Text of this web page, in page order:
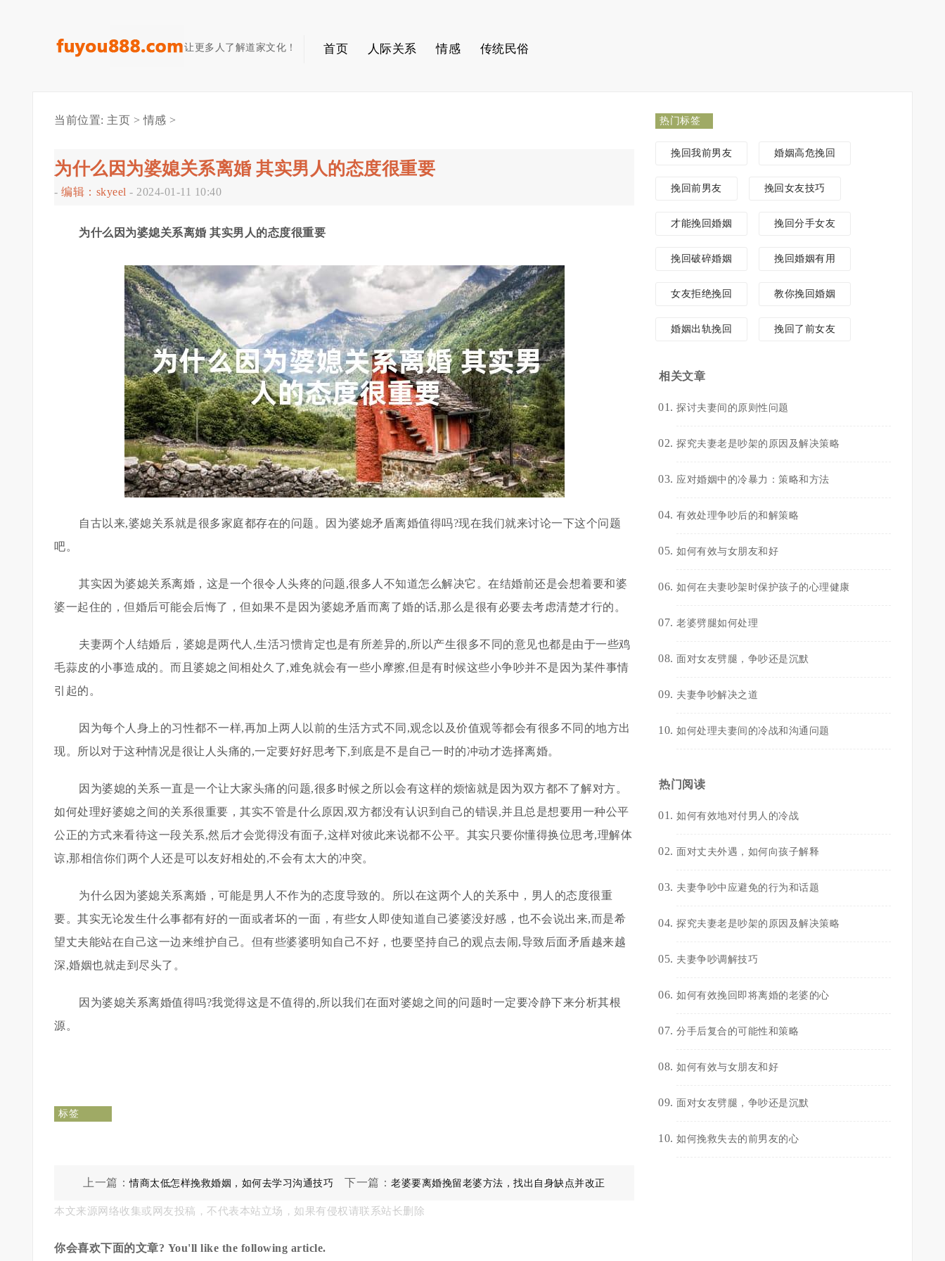
让更多人了解道家文化！ 首页 人际关系 情感 传统民俗
当前位置: 主页 >情感 >
为什么因为婆媳关系离婚 其实男人的态度很重要
- 编辑：skyeel - 2024-01-11 10:40
为什么因为婆媳关系离婚 其实男人的态度很重要
自古以来,婆媳关系就是很多家庭都存在的问题。因为婆媳矛盾离婚值得吗?现在我们就来讨论一下这个问题
吧。
其实因为婆媳关系离婚，这是一个很令人头疼的问题,很多人不知道怎么解决它。在结婚前还是会想着要和婆
婆一起住的，但婚后可能会后悔了，但如果不是因为婆媳矛盾而离了婚的话,那么是很有必要去考虑清楚才行的。
夫妻两个人结婚后，婆媳是两代人,生活习惯肯定也是有所差异的,所以产生很多不同的意见也都是由于一些鸡
毛蒜皮的小事造成的。而且婆媳之间相处久了,难免就会有一些小摩擦,但是有时候这些小争吵并不是因为某件事情
引起的。
因为每个人身上的习性都不一样,再加上两人以前的生活方式不同,观念以及价值观等都会有很多不同的地方出
现。所以对于这种情况是很让人头痛的,一定要好好思考下,到底是不是自己一时的冲动才选择离婚。
因为婆媳的关系一直是一个让大家头痛的问题,很多时候之所以会有这样的烦恼就是因为双方都不了解对方。
如何处理好婆媳之间的关系很重要，其实不管是什么原因,双方都没有认识到自己的错误,并且总是想要用一种公平
公正的方式来看待这一段关系,然后才会觉得没有面子,这样对彼此来说都不公平。其实只要你懂得换位思考,理解体
谅,那相信你们两个人还是可以友好相处的,不会有太大的冲突。
为什么因为婆媳关系离婚，可能是男人不作为的态度导致的。所以在这两个人的关系中，男人的态度很重
要。其实无论发生什么事都有好的一面或者坏的一面，有些女人即使知道自己婆婆没好感，也不会说出来,而是希
望丈夫能站在自己这一边来维护自己。但有些婆婆明知自己不好，也要坚持自己的观点去闹,导致后面矛盾越来越
深,婚姻也就走到尽头了。
因为婆媳关系离婚值得吗?我觉得这是不值得的,所以我们在面对婆媳之间的问题时一定要冷静下来分析其根
源。
标签
上一篇：情商太低怎样挽救婚姻，如何去学习沟通技巧 下一篇：老婆要离婚挽留老婆方法，找出自身缺点并改正
本文来源网络收集或网友投稿，不代表本站立场，如果有侵权请联系站长删除
你会喜欢下面的文章? You'll like the following article.
热门标签
挽回我前男友 婚姻高危挽回
挽回前男友 挽回女友技巧
才能挽回婚姻 挽回分手女友
挽回破碎婚姻 挽回婚姻有用
女友拒绝挽回 教你挽回婚姻
婚姻出轨挽回 挽回了前女友
相关文章
探讨夫妻间的原则性问题
探究夫妻老是吵架的原因及解决策略
应对婚姻中的冷暴力：策略和方法
有效处理争吵后的和解策略
如何有效与女朋友和好
如何在夫妻吵架时保护孩子的心理健康
老婆劈腿如何处理
面对女友劈腿，争吵还是沉默
夫妻争吵解决之道
如何处理夫妻间的冷战和沟通问题
热门阅读
如何有效地对付男人的冷战
面对丈夫外遇，如何向孩子解释
夫妻争吵中应避免的行为和话题
探究夫妻老是吵架的原因及解决策略
夫妻争吵调解技巧
如何有效挽回即将离婚的老婆的心
分手后复合的可能性和策略
如何有效与女朋友和好
面对女友劈腿，争吵还是沉默
如何挽救失去的前男友的心